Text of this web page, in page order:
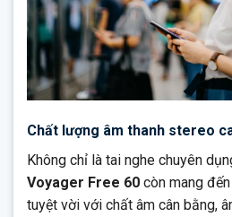
Chất lượng âm thanh stereo
Không chỉ là tai nghe chuyên
Voyager Free 60 còn mang
tuyệt vời với chất âm cân bằng,